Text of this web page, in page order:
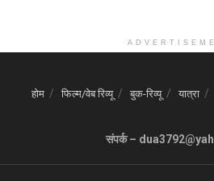
होम फिल्म/वेब रिव्यू बुक-रिव्यू यात्रा
संपर्क –